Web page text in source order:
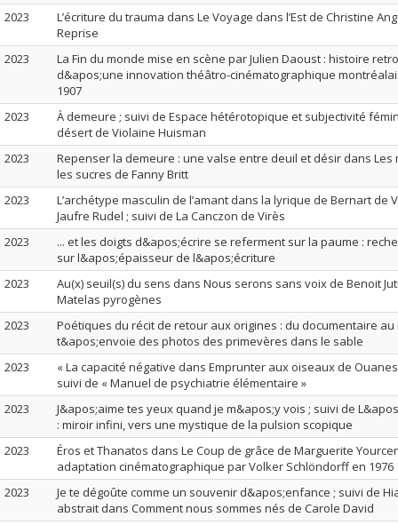
2023
L’écriture du trauma dans Le Voyage dans l’Est de Christine
Reprise
2023
La Fin du monde mise en scène par Julien Daoust : histoire
d&apos;une innovation théâtro-cinématographique
1907
2023
À demeure ; suivi de Espace hétérotopique et subjectivité
désert de Violaine Huisman
2023
Repenser la demeure : une valse entre deuil et désir dans Les
les sucres de Fanny Britt
2023
L’archétype masculin de l’amant dans la lyrique de Bernart de
Jaufre Rudel ; suivi de La Canczon de Virès
2023
... et les doigts d&apos;écrire se referment sur la paume :
sur l&apos;épaisseur de l&apos;écriture
2023
Au(x) seuil(s) du sens dans Nous serons sans voix de Benoit
Matelas pyrogènes
2023
Poétiques du récit de retour aux origines : du documentaire au
t&apos;envoie des photos des primevères dans le sable
2023
« La capacité négative dans Emprunter aux oiseaux de
suivi de « Manuel de psychiatrie élémentaire »
2023
J&apos;aime tes yeux quand je m&apos;y vois ; suivi de
: miroir infini, vers une mystique de la pulsion scopique
2023
Éros et Thanatos dans Le Coup de grâce de Marguerite
adaptation cinématographique par Volker Schlöndorff en 1976
2023
Je te dégoûte comme un souvenir d&apos;enfance ; suivi de
abstrait dans Comment nous sommes nés de Carole David